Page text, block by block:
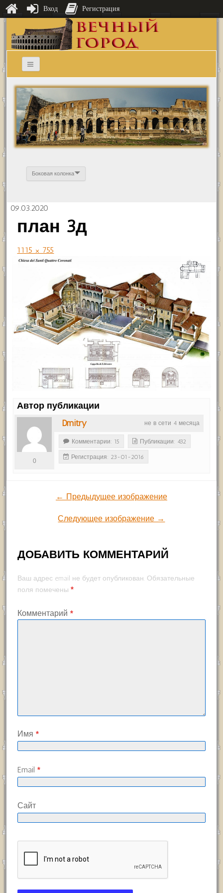
Боковая колонка
09.03.2020
план 3д
1115 × 755
Автор публикации
не в сети 4 месяца
Dmitry
0
Комментарии: 15 Публикации: 432
Регистрация: 23-01-2016
← Предыдущее изображение
Следующее изображение →
ДОБАВИТЬ КОММЕНТАРИЙ
Ваш адрес email не будет опубликован. Обязательные
поля помечены *
Комментарий *
Имя *
Email *
Сайт
Вход Регистрация